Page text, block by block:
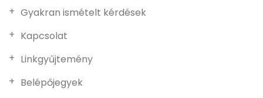
Gyakran ismételt kérdések
Kapcsolat
Linkgyűjtemény
Belépőjegyek